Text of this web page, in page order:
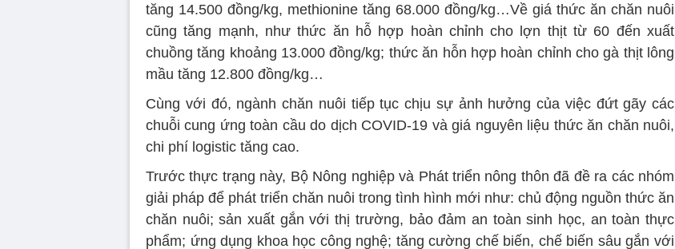
tăng 14.500 đồng/kg, methionine tăng 68.000 đồng/kg…Về giá thức ăn chăn nuôi
cũng tăng mạnh, như thức ăn hỗ hợp hoàn chỉnh cho lợn thịt từ 60 đến xuất
chuồng tăng khoảng 13.000 đồng/kg; thức ăn hỗn hợp hoàn chỉnh cho gà thịt lông
mầu tăng 12.800 đồng/kg…
Cùng với đó, ngành chăn nuôi tiếp tục chịu sự ảnh hưởng của việc đứt gãy các
chuỗi cung ứng toàn cầu do dịch COVID-19 và giá nguyên liệu thức ăn chăn nuôi,
chi phí logistic tăng cao.
Trước thực trạng này, Bộ Nông nghiệp và Phát triển nông thôn đã đề ra các nhóm
giải pháp để phát triển chăn nuôi trong tình hình mới như: chủ động nguồn thức ăn
chăn nuôi; sản xuất gắn với thị trường, bảo đảm an toàn sinh học, an toàn thực
phẩm; ứng dụng khoa học công nghệ; tăng cường chế biến, chế biến sâu gắn với